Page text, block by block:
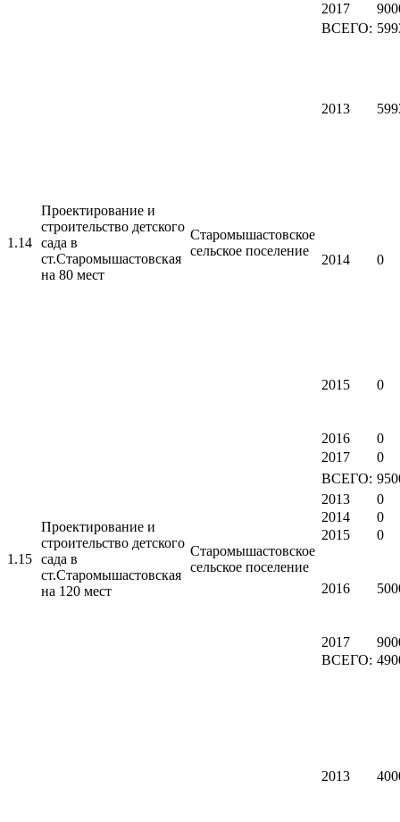
2017
1.14
Проектирование и
строительство детского
сада в
ст.Старомышастовская
на 80 мест
Старомышастовское
сельское поселение
ВСЕГО:
2013
2014 0
2015 0
2016
0
2017
0
1.15
Проектирование и
строительство детского
сада в
ст.Старомышастовская
на 120 мест
Старомышастовское
сельское поселение
ВСЕГО:
2013
0
2014
0
2015
0
2016
2017
ВСЕГО:
2013